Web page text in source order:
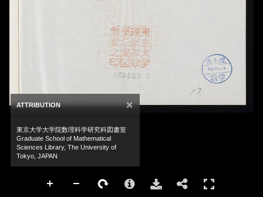
ATTRIBUTION ×
東京大学大学院数理科学研究科図書室
Graduate School of Mathematical
Sciences Library, The University of
Tokyo, JAPAN